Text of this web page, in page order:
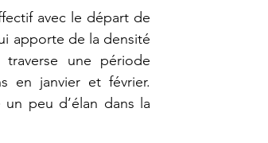
avec le départ de
apporte de la densité
traverse une période
en janvier et février.
peu d’élan dans la